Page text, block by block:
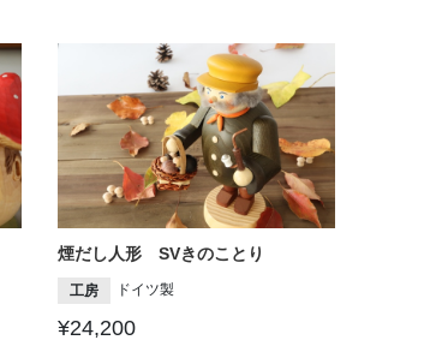
煙だし人形 SVきのことり
工房 ドイツ製
¥24,200